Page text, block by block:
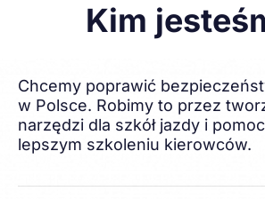
Kim
Chcemy poprawić
w Polsce. Robimy to przez
narzędzi dla szkół jazdy i
lepszym szkoleniu kierowców.